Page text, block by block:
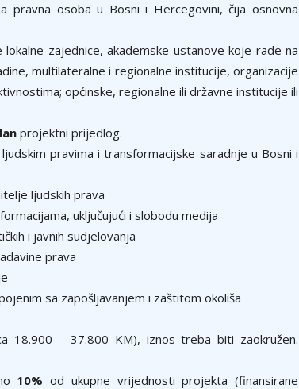
pravna osoba u Bosni i Hercegovini, čija osnovna
zajednice, akademske ustanove koje rade na
multilateralne i regionalne institucije, organizacije
općinske, regionalne ili državne institucije ili
projektni prijedlog.
pravima i transformacijske saradnje u Bosni i
ljudskih prava
uključujući i slobodu medija
i javnih sudjelovanja
prava
sa zapošljavanjem i zaštitom okoliša
18.900 – 37.800 KM), iznos treba biti zaokružen.
10%od ukupne vrijednosti projekta (finansirane